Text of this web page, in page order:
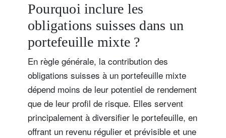
Pourquoi inclure les
obligations suisses dans un
portefeuille mixte ?
En règle générale, la contribution des
obligations suisses à un portefeuille mixte
dépend moins de leur potentiel de rendement
que de leur profil de risque. Elles servent
principalement à diversifier le portefeuille, en
offrant un revenu régulier et prévisible et une